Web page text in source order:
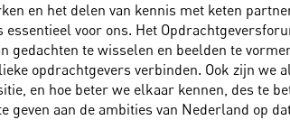
en het delen van kennis met keten
essentieel voor ons. Het
gedachten te wisselen en beelden te
opdrachtgevers verbinden. Ook zijn we
en hoe beter we elkaar kennen, des te
geven aan de ambities van Nederland op